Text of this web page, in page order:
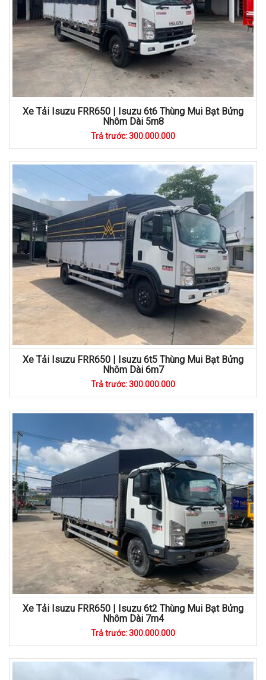
Xe Tải Isuzu FRR650 | Isuzu 6t6 Thùng Mui Bạt Bửng
Nhôm Dài 5m8
Trả trước: 300.000.000
Xe Tải Isuzu FRR650 | Isuzu 6t5 Thùng Mui Bạt Bửng
Nhôm Dài 6m7
Trả trước: 300.000.000
Xe Tải Isuzu FRR650 | Isuzu 6t2 Thùng Mui Bạt Bửng
Nhôm Dài 7m4
Trả trước: 300.000.000